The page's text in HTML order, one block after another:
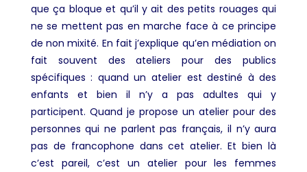
que ça bloque et qu’il y ait des petits rouages qui
ne se mettent pas en marche face à ce principe
de non mixité. En fait j’explique qu’en médiation on
fait souvent des ateliers pour des publics
spécifiques : quand un atelier est destiné à des
enfants et bien il n’y a pas adultes qui y
participent. Quand je propose un atelier pour des
personnes qui ne parlent pas français, il n’y aura
pas de francophone dans cet atelier. Et bien là
c’est pareil, c’est un atelier pour les femmes